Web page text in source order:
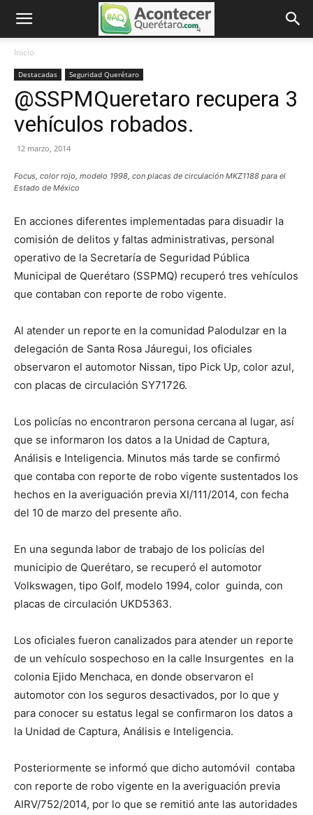
Inicio
Destacadas Seguridad Querétaro
@SSPMQueretaro recupera 3
vehículos robados.
12 marzo, 2014
Focus, color rojo, modelo 1998, con placas de circulación MKZ1188 para el
Estado de México
En acciones diferentes implementadas para disuadir la
comisión de delitos y faltas administrativas, personal
operativo de la Secretaría de Seguridad Pública
Municipal de Querétaro (SSPMQ) recuperó tres vehículos
que contaban con reporte de robo vigente.
Al atender un reporte en la comunidad Palodulzar en la
delegación de Santa Rosa Jáuregui, los oficiales
observaron el automotor Nissan, tipo Pick Up, color azul,
con placas de circulación SY71726.
Los policías no encontraron persona cercana al lugar, así
que se informaron los datos a la Unidad de Captura,
Análisis e Inteligencia. Minutos más tarde se confirmó
que contaba con reporte de robo vigente sustentados los
hechos en la averiguación previa XI/111/2014, con fecha
del 10 de marzo del presente año.
En una segunda labor de trabajo de los policías del
municipio de Querétaro, se recuperó el automotor
Volkswagen, tipo Golf, modelo 1994, color guinda, con
placas de circulación UKD5363.
Los oficiales fueron canalizados para atender un reporte
de un vehículo sospechoso en la calle Insurgentes en la
colonia Ejido Menchaca, en donde observaron el
automotor con los seguros desactivados, por lo que y
para conocer su estatus legal se confirmaron los datos a
la Unidad de Captura, Análisis e Inteligencia.
Posteriormente se informó que dicho automóvil contaba
con reporte de robo vigente en la averiguación previa
AIRV/752/2014, por lo que se remitió ante las autoridades